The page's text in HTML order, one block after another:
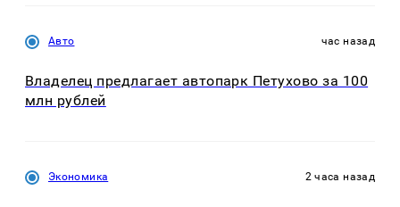
Авто час назад
Владелец предлагает автопарк Петухово за 100
млн рублей
Экономика 2 часа назад